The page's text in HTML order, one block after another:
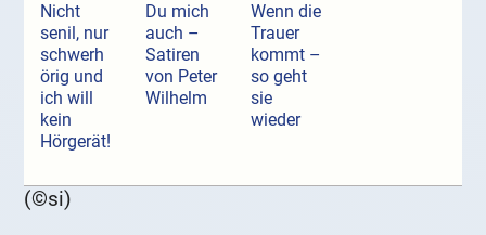
Nicht
senil, nur
schwerh
örig und
ich will
kein
Hörgerät!
Du mich
auch –
Satiren
von Peter
Wilhelm
Wenn die
Trauer
kommt –
so geht
sie
wieder
(©si)